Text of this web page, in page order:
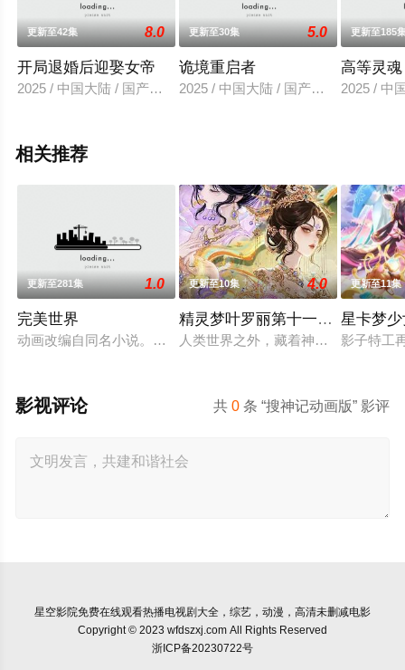
更新至42集 8.0
开局退婚后迎娶女帝
2025 / 中国大陆 / 国产动漫
更新至30集 5.0
诡境重启者
2025 / 中国大陆 / 国产动漫
更新至185
高等灵魂
2025 / 中
相关推荐
更新至281集 1.0
完美世界
动画改编自同名小说。他为修道而生，为应劫而至，他身化亿万
更新至10集 4.0
精灵梦叶罗丽第十一季（下）
人类世界之外，藏着神秘而美好的叶
更新至11集
星卡梦
影子特工
共0 条 “搜神记动画版” 影评
影视评论
星空影院免费在线观看热播电视剧大全，综艺，动漫，高清未删减电影
Copyright © 2023 wfdszxj.com All Rights Reserved
浙ICP备20230722号